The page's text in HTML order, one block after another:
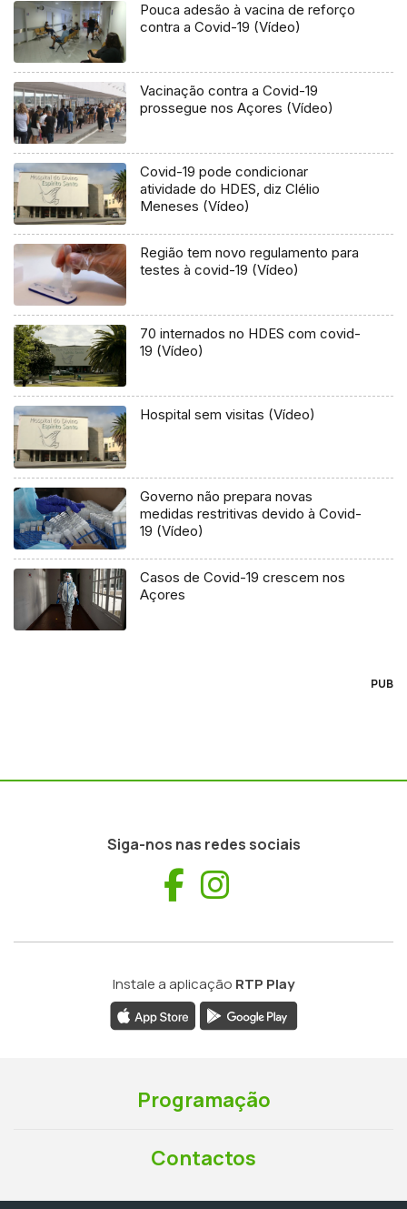
Pouca adesão à vacina de reforço
contra a Covid-19 (Vídeo)
Vacinação contra a Covid-19
prossegue nos Açores (Vídeo)
Covid-19 pode condicionar
atividade do HDES, diz Clélio
Meneses (Vídeo)
Região tem novo regulamento para
testes à covid-19 (Vídeo)
70 internados no HDES com covid-
19 (Vídeo)
Hospital sem visitas (Vídeo)
Governo não prepara novas
medidas restritivas devido à Covid-
19 (Vídeo)
Casos de Covid-19 crescem nos
Açores
PUB
Siga-nos nas redes sociais
Facebook
Instale a aplicação RTP Play
Programação
Contactos